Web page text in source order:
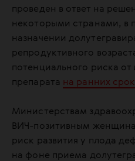
проведен в ответ на
некоторыми странами, в
назначении
репродуктивного
потенциального риска от
препарата на ранних
Министерствам
ВИЧ-позитивным
риск развития у плода
на фоне приема